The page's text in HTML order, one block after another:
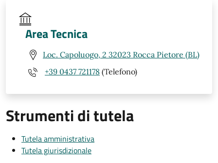
Area Tecnica
Loc. Capoluogo, 2 32023 Rocca Pietore (BL)
+39 0437 721178 (Telefono)
Strumenti di tutela
Tutela amministrativa
Tutela giurisdizionale